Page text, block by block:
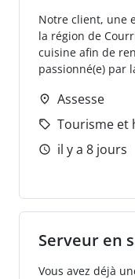
Notre client, une
la région de
cuisine afin de
passionné(e) par
Assesse
Tourisme et
il y a 8 jours
Serveur en
Vous avez déjà